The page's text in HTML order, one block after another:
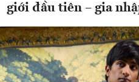
giới đầu tiên – gia